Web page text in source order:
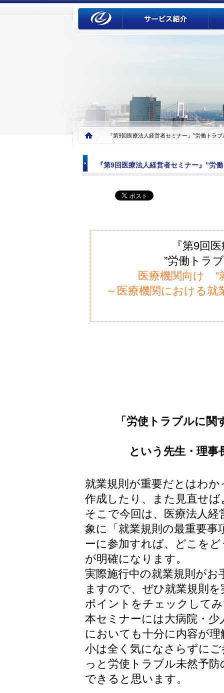
『第9回医療法人経営者セミナー』”労働トラ
『第9回医療法人経営者セミナー』”労
『第9回
”労働トラ
医療機関向け “
～医療機関における
「労使トラブルに
という先生・理事
就業規則が重要だとはわ
作成したり、また見直せ
そこで今回は、医療法人
象に「就業規則の最重要
ーに参加すれば、どこを
が明確になります。
実際施行中の就業規則が
ますので、ぜひ就業規則
ポイントをチェックして
本セミナーには大病院・
においても十分に内容が
小は全く気になさらずに
っと労使トラブル未然予
できると思います。